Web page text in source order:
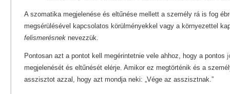
A szomatika megjelenése és eltűnése mellett a személy rá is fog
megsérülésével kapcsolatos körülményekkel vagy a környezettel
felismerésnek nevezzük.
Pontosan azt a pontot kell megérintetnie vele ahhoz, hogy a pontos
megjelenését és eltűnését elérje. Amikor ez megtörténik és a
asszisztot azzal, hogy azt mondja neki: „Vége az asszisztnak.”